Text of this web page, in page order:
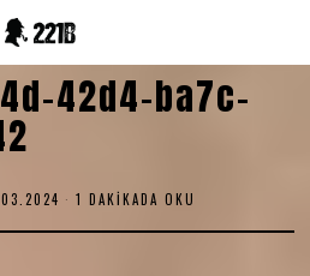
42d4-ba7c-
1 DAKIKADA OKU